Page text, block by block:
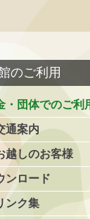
のご利用
・団体でのご利
通案内
越しのお客様
ンロード
ンク集